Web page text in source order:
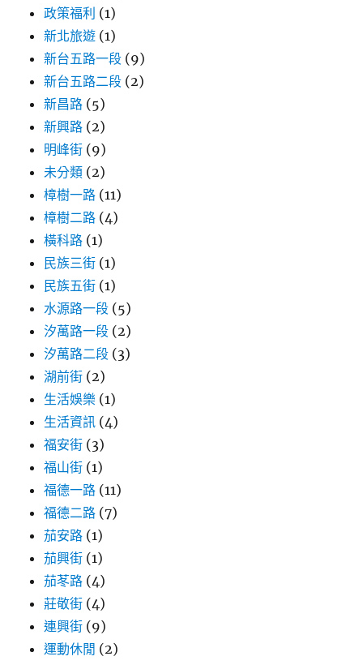
政策福利 (1)
新北旅遊 (1)
新台五路一段 (9)
新台五路二段 (2)
新昌路 (5)
新興路 (2)
明峰街 (9)
未分類 (2)
樟樹一路 (11)
樟樹二路 (4)
橫科路 (1)
民族三街 (1)
民族五街 (1)
水源路一段 (5)
汐萬路一段 (2)
汐萬路二段 (3)
湖前街 (2)
生活娛樂 (1)
生活資訊 (4)
福安街 (3)
福山街 (1)
福德一路 (11)
福德二路 (7)
茄安路 (1)
茄興街 (1)
茄苳路 (4)
莊敬街 (4)
連興街 (9)
運動休閒 (2)